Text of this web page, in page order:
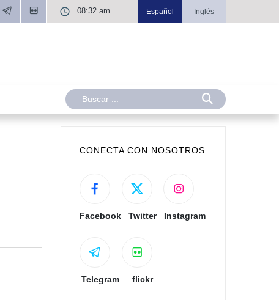
08:32 am Español Inglés
CONECTA CON NOSOTROS
Facebook Twitter Instagram
Telegram flickr